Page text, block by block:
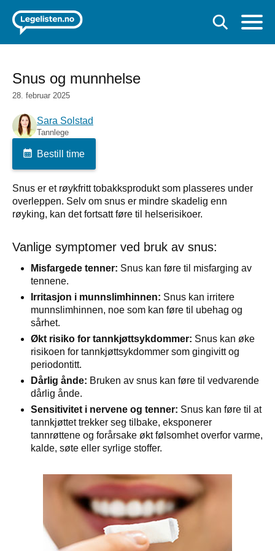
Snus og munnhelse
28. februar 2025
Sara Solstad
Tannlege
Bestill time
Snus er et røykfritt tobakksprodukt som plasseres under
overleppen. Selv om snus er mindre skadelig enn
røyking, kan det fortsatt føre til helserisikoer.
Vanlige symptomer ved bruk av snus:
Misfargede tenner: Snus kan føre til misfarging av
tennene.
Irritasjon i munnslimhinnen: Snus kan irritere
munnslimhinnen, noe som kan føre til ubehag og
sårhet.
Økt risiko for tannkjøttsykdommer: Snus kan øke
risikoen for tannkjøttsykdommer som gingivitt og
periodontitt.
Dårlig ånde: Bruken av snus kan føre til vedvarende
dårlig ånde.
Sensitivitet i nervene og tenner: Snus kan føre til at
tannkjøttet trekker seg tilbake, eksponerer
tannrøttene og forårsake økt følsomhet overfor varme,
kalde, søte eller syrlige stoffer.